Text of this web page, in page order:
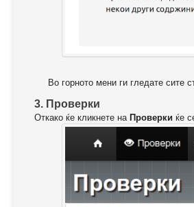
Во горното мени ги гледате сите
3. Проверки
Откако ќе кликнете на Проверки ќе